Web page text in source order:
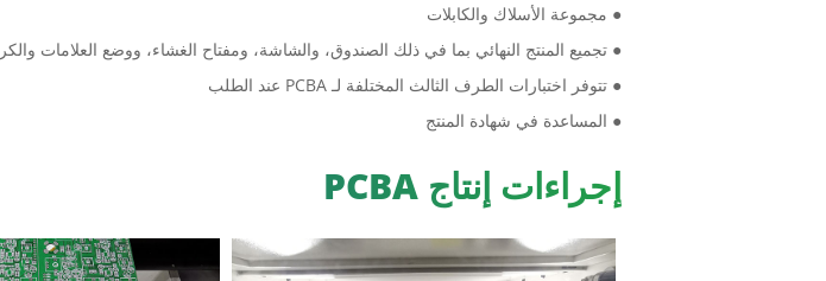
● مجموعة الأسلاك والكابلات
● تجميع المنتج النهائي بما في ذلك الصندوق، والشاشة، ومفتاح الغشاء، ووضع العلامات
● تتوفر اختبارات الطرف الثالث المختلفة لـ PCBA عند الطلب
● المساعدة في شهادة المنتج
إجراءات إنتاج PCBA